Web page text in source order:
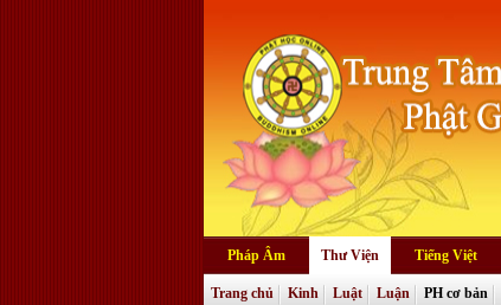
Pháp Âm Thư Viện Tiếng Việt
Trang chủ Kinh Luật Luận PH cơ bản